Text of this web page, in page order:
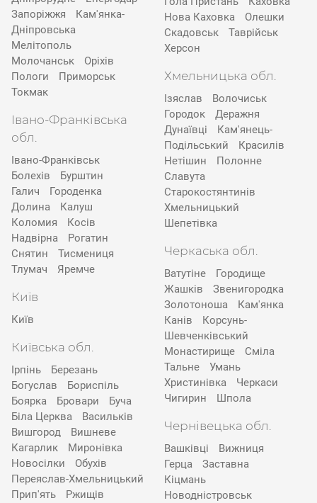
Запоріжжя
Кам'янка-
Дніпровська
Мелітополь
Молочанськ
Оріхів
Пологи
Приморськ
Токмак
Івано-Франківська
обл.
Івано-Франківськ
Болехів
Бурштин
Галич
Городенка
Долина
Калуш
Коломия
Косів
Надвірна
Рогатин
Снятин
Тисмениця
Тлумач
Яремче
Київ
Київ
Київська обл.
Ірпінь
Березань
Богуслав
Бориспіль
Боярка
Бровари
Буча
Біла Церква
Васильків
Вишгород
Вишневе
Кагарлик
Миронівка
Новосілки
Обухів
Переяслав-Хмельницький
Прип'ять
Ржищів
Нова Каховка
Олешки
Скадовськ
Таврійськ
Херсон
Хмельницька обл.
Ізяслав
Волочиськ
Городок
Деражня
Дунаївці
Кам'янець-
Подільський
Красилів
Нетішин
Полонне
Славута
Старокостянтинів
Хмельницький
Шепетівка
Черкаська обл.
Ватутіне
Городище
Жашків
Звенигородка
Золотоноша
Кам'янка
Канів
Корсунь-
Шевченківський
Монастирище
Сміла
Тальне
Умань
Христинівка
Черкаси
Чигирин
Шпола
Чернівецька обл.
Вашківці
Вижниця
Герца
Заставна
Кіцмань
Новодністровськ